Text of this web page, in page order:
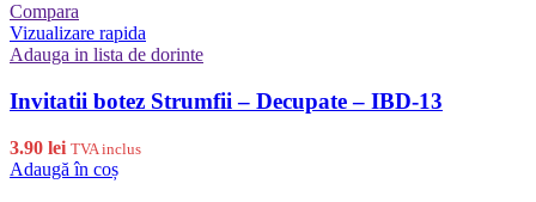
Compara
Vizualizare rapida
Adauga in lista de dorinte
Invitatii botez Strumfii – Decupate – IBD-13
3.90 lei TVA inclus
Adaugă în coș